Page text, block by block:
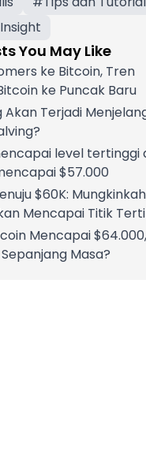
You May Like
ke Bitcoin, Tren
ke Puncak Baru
Akan Terjadi
level tertinggi
$57.000
$60K: Mungkinkah
Mencapai Titik
Mencapai
Masa?